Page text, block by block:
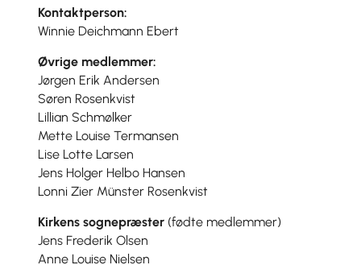
Kontaktperson:
Winnie Deichmann Ebert
Øvrige medlemmer:
Jørgen Erik Andersen
Søren Rosenkvist
Lillian Schmølker
Mette Louise Termansen
Lise Lotte Larsen
Jens Holger Helbo Hansen
Lonni Zier Münster Rosenkvist
Kirkens sognepræster (fødte medlemmer)
Jens Frederik Olsen
Anne Louise Nielsen